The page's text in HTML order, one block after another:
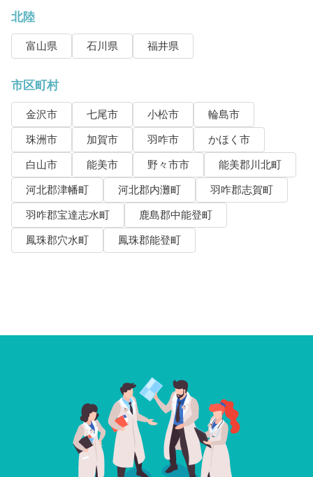
北陸
富山県 石川県 福井県
市区町村
金沢市 七尾市 小松市
輪島市
珠洲市
加賀市 羽咋市
かほく市
白山市
能美市 野々市市
能美郡川北町
河北郡津幡町
河北郡内灘町
羽咋郡志賀町
羽咋郡宝達志水町
鹿島郡中能登町
鳳珠郡穴水町
鳳珠郡能登町